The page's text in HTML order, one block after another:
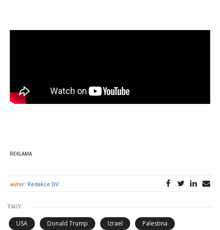
autor: Redakce DV
TAGY
USA Donald Trump Izrael Palestina